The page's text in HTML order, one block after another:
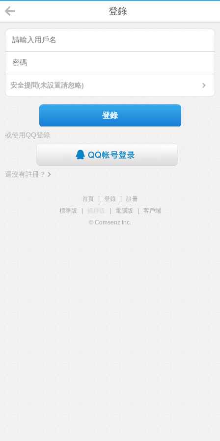
登錄
安全提問(未設置請忽略)
登錄
或使用QQ登錄
還沒有註冊？
首頁 登錄
註冊
標準版
觸屏版 電腦版
客戶端
© Comsenz Inc.